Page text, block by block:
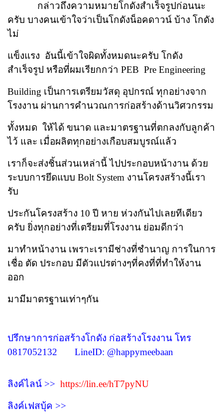
กล่าวถึงความหมายโกดังสำเร็จรูปก่อนนะ
ครับ บางคนเข้าใจว่าเป็นโกดังน็อคดาวน์ บ้าง โกดัง
ไม่
แข็งแรง อันนี้เข้าใจผิดทั้งหมดนะครับ โกดัง
สำเร็จรูป หรือที่ผมเรียกกว่า PEB Pre Engineering
Building เป็นการเตรียมวัสดุ อุปกรณ์ ทุกอย่างจาก
โรงงาน ผ่านการคำนวณการก่อสร้างด้านวิศวกรรม
ทั้งหมด ให้ได้ ขนาด และมาตรฐานที่ตกลงกับลูกค้า
ไว้ และ เมื่อผลิตทุกอย่างเกือบสมบูรณ์แล้ว
เราก็จะส่งชิ้นส่วนเหล่านี้ไปประกอบหน้างาน ด้วย
ระบบการยึดแบบ Bolt System งานโครงสร้างนี้เรา
รับ
ประกันโครงสร้าง 10 ปี หาย ห่วงกันไปเลยทีเดียว
ครับ ยิ่งทุกอย่างที่เตรียมที่โรงงาน ย่อมดีกว่า
มาทำหน้างาน เพราะเรามีช่างที่ชำนาญ การในการ
เชื่อ ตัด ประกอบ มีตัวแปรต่างๆที่คงที่ที่ทำให้งาน
ออก
มามีมาตรฐานเท่าๆกัน
ปรึกษาการก่อสร้างโกดัง ก่อสร้างโรงงาน โทร
0817052132 LineID: @happymeebaan
ลิงค์ไลน์ >> https://lin.ee/hT7pyNU
ลิงค์เฟสบุ้ค >>